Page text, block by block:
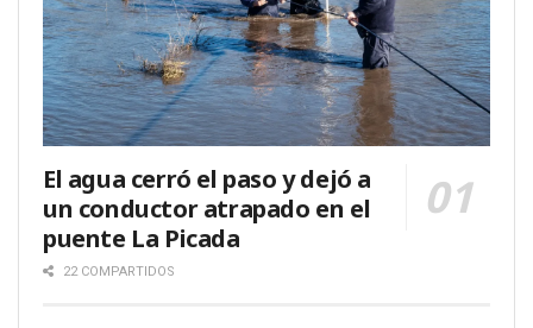
El agua cerró el paso y dejó a
un conductor atrapado en el
puente La Picada
22 COMPARTIDOS